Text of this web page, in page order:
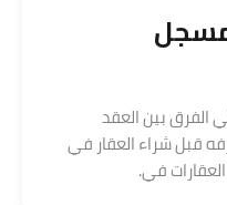
الفرق بين العقد
قبل شراء العقار في
في.